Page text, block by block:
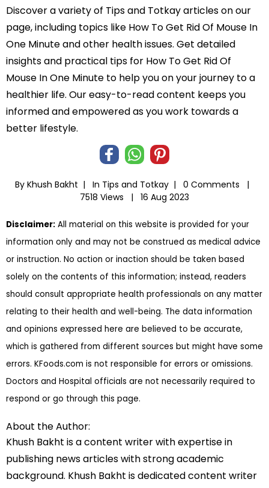
Discover a variety of Tips and Totkay articles on our
page, including topics like How To Get Rid Of Mouse In
One Minute and other health issues. Get detailed
insights and practical tips for How To Get Rid Of
Mouse In One Minute to help you on your journey to a
healthier life. Our easy-to-read content keeps you
informed and empowered as you work towards a
better lifestyle.
By Khush Bakht | In Tips and Totkay |
0 Comments |
7518 Views |
16 Aug 2023
Disclaimer: All material on this website is provided for your
information only and may not be construed as medical advice
or instruction. No action or inaction should be taken based
solely on the contents of this information; instead, readers
should consult appropriate health professionals on any matter
relating to their health and well-being. The data information
and opinions expressed here are believed to be accurate,
which is gathered from different sources but might have some
errors. KFoods.com is not responsible for errors or omissions.
Doctors and Hospital officials are not necessarily required to
respond or go through this page.
About the Author:
Khush Bakht is a content writer with expertise in
publishing news articles with strong academic
background. Khush Bakht is dedicated content writer